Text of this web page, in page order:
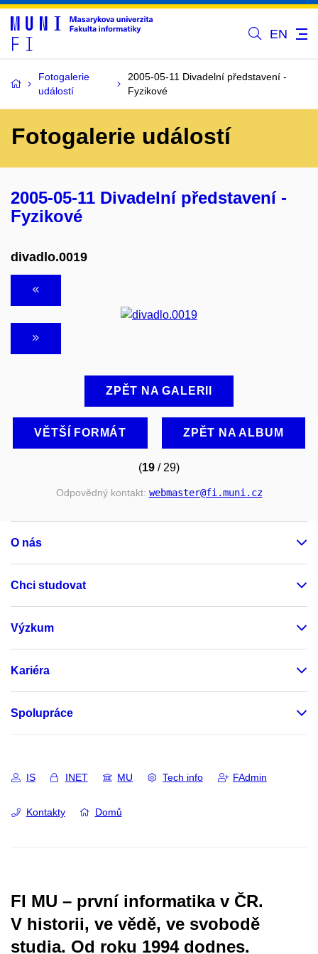
EN
Fotogalerie
událostí
2005-05-11 Divadelní představení -
Fyzikové
Fotogalerie událostí
2005-05-11 Divadelní představení -
Fyzikové
divadlo.0019
ZPĚT NA GALERII
VĚTŠÍ FORMÁT ZPĚT NA ALBUM
(19 / 29)
Odpovědný kontakt: webmaster@fi.muni.cz
O nás
Chci studovat
Výzkum
Kariéra
Spolupráce
IS INET MU Tech info FAdmin
Kontakty Domů
FI MU – první informatika v ČR.
V historii, ve vědě, ve svobodě
studia. Od roku 1994 dodnes.